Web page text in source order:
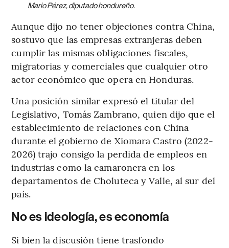
Mario Pérez, diputado hondureño.
Aunque dijo no tener objeciones contra China,
sostuvo que las empresas extranjeras deben
cumplir las mismas obligaciones fiscales,
migratorias y comerciales que cualquier otro
actor económico que opera en Honduras.
Una posición similar expresó el titular del
Legislativo, Tomás Zambrano, quien dijo que el
establecimiento de relaciones con China
durante el gobierno de Xiomara Castro (2022-
2026) trajo consigo la perdida de empleos en
industrias como la camaronera en los
departamentos de Choluteca y Valle, al sur del
país.
No es ideología, es economía
Si bien la discusión tiene trasfondo